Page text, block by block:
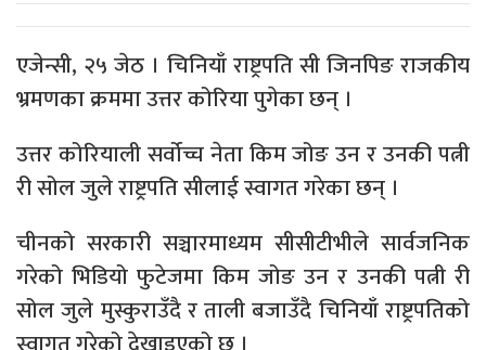
एजेन्सी, २५ जेठ । चिनियाँ राष्ट्रपति सी जिनपिङ राजकीय
भ्रमणका क्रममा उत्तर कोरिया पुगेका छन् ।
उत्तर कोरियाली सर्वोच्च नेता किम जोङ उन र उनकी पत्नी
री सोल जुले राष्ट्रपति सीलाई स्वागत गरेका छन् ।
चीनको सरकारी सञ्चारमाध्यम सीसीटीभीले सार्वजनिक
गरेको भिडियो फुटेजमा किम जोङ उन र उनकी पत्नी री
सोल जुले मुस्कुराउँदै र ताली बजाउँदै चिनियाँ राष्ट्रपतिको